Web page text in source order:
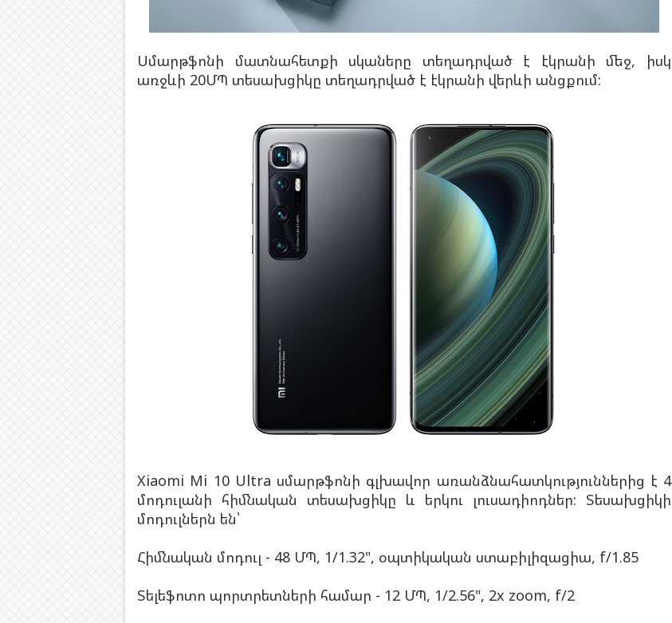
Սմարթֆոնի մատնահետքի սկաները տեղադրված է էկրանի մեջ, իսկ
առջևի 20ՄՊ տեսախցիկը տեղադրված է էկրանի վերևի անցքում:
Xiaomi Mi 10 Ultra սմարթֆոնի գլխավոր առանձնահատկություններից է 4
մոդուլանի հիմնական տեսախցիկը և երկու լուսադիոդներ: Տեսախցիկի
մոդուլներն են՝
Հիմնական մոդուլ - 48 ՄՊ, 1/1.32", օպտիկական ստաբիլիզացիա, f/1.85
Տելեֆոտո պորտրետների համար - 12 ՄՊ, 1/2.56", 2x zoom, f/2